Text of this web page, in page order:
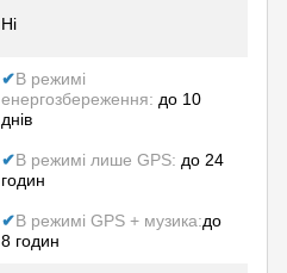
Ні
✔В режимі
енергозбереження: до 10
днів
✔В режимі лише GPS: до 24
годин
✔В режимі GPS + музика:до
8 годин